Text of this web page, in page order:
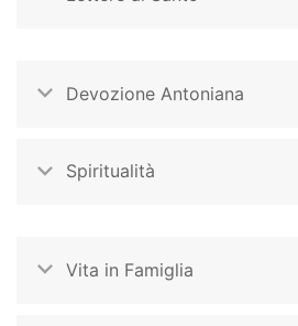
Devozione Antoniana
Spiritualità
Vita in Famiglia